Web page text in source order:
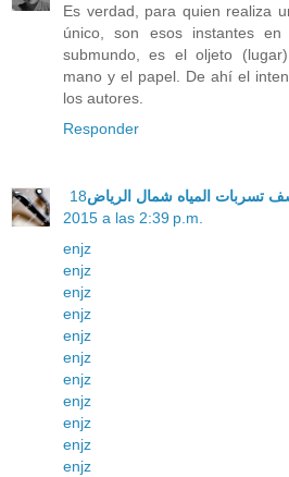
Es verdad, para quien realiza
único, son esos instantes
submundo, es el oljeto
mano y el papel. De ahí el
los autores.
Responder
تسربات المياه شمال الرياض18 de agosto de
2015 a las 2:39 p.m.
enjz
enjz
enjz
enjz
enjz
enjz
enjz
enjz
enjz
enjz
enjz